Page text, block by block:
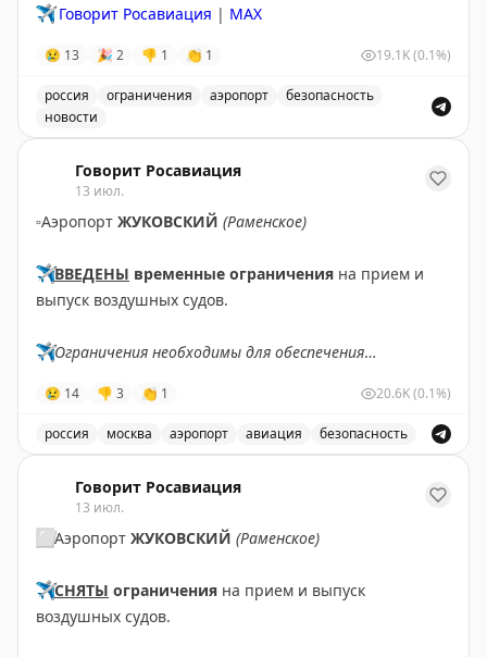
✈️ Говорит Росавиация | MAX
😢 13 🎉 2 👎 1 👏 1 19.1K(0.1%)
россия ограничения аэропорт
безопасность
новости
Говорит Росавиация
13 июл.
▫️Аэропорт ЖУКОВСКИЙ (Раменское)
✈️ВВЕДЕНЫ временные ограничения на прием и
выпуск воздушных судов.
✈️Ограничения необходимы для обеспечения
✈️ Говорит Росавиация| MАХ
😢 14 👎 3 👏 1 20.6K(0.1%)
россия москва аэропорт авиация безопасность
Говорит Росавиация
13 июл.
⬜️Аэропорт ЖУКОВСКИЙ (Раменское)
✈️СНЯТЫ ограничения на прием и выпуск
воздушных судов.